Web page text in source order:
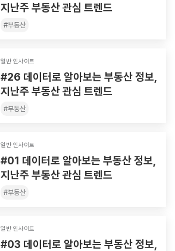
지난주 부동산 관심 트렌드
#부동산
일반 인사이트
#26 데이터로 알아보는 부동산 정보,
지난주 부동산 관심 트렌드
#부동산
일반 인사이트
#01 데이터로 알아보는 부동산 정보,
지난주 부동산 관심 트렌드
#부동산
일반 인사이트
#03 데이터로 알아보는 부동산 정보,